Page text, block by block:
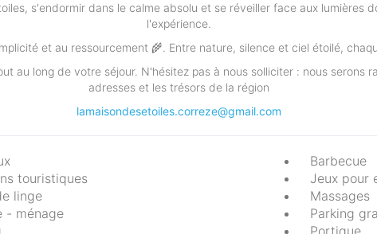
s'endormir dans le calme absolu et se réveiller face aux lumières
l'expérience.
et au ressourcement 🌾. Entre nature, silence et ciel étoilé,
au long de votre séjour. N'hésitez pas à nous solliciter : nous serons
adresses et les trésors de la région
lamaisondesetoiles.correze@gmail.com
Barbecue
touristiques
Jeux pour
linge
Massages
- ménage
Parking